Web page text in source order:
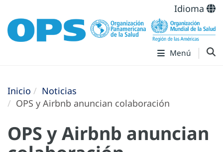
Idioma
Menú
Inicio
Noticias
OPS y Airbnb anuncian colaboración
OPS y Airbnb anuncian